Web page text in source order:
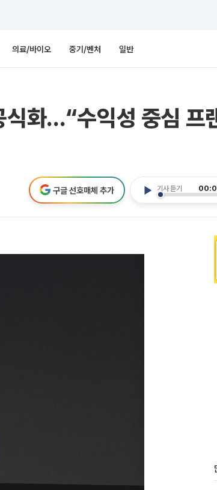
의료/바이오 중기/벤처 일반
화…“수익성 중심 프
기사 듣기
구글 선호매체 추가